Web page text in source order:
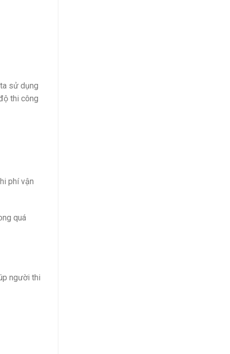
sử dụng
thi công
phí vận
quá
người thi